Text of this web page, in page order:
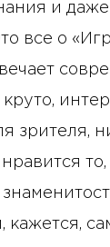
и
все о
зрителя,
то,
кажется,